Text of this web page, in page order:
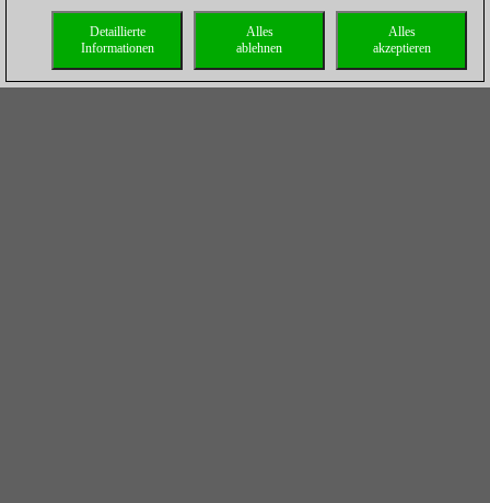
Alles
akzeptieren
Alles
ablehnen
Detaillierte
Informationen